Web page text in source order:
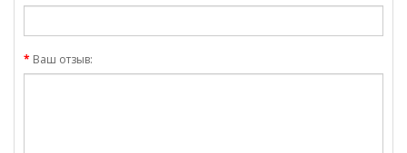
Ваш отзыв: